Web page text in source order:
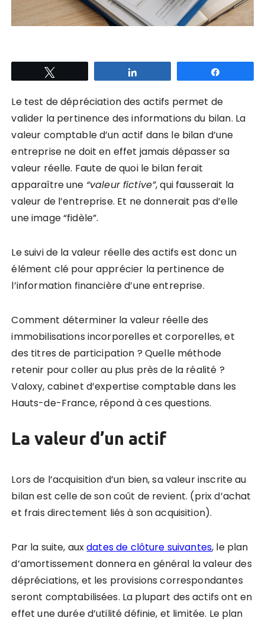
Le test de dépréciation des actifs permet de
valider la pertinence des informations du bilan. La
valeur comptable d’un actif dans le bilan d’une
entreprise ne doit en effet jamais dépasser sa
valeur réelle. Faute de quoi le bilan ferait
apparaître une “valeur fictive”, qui fausserait la
valeur de l’entreprise. Et ne donnerait pas d’elle
une image “fidèle”.
Le suivi de la valeur réelle des actifs est donc un
élément clé pour apprécier la pertinence de
l’information financière d’une entreprise.
Comment déterminer la valeur réelle des
immobilisations incorporelles et corporelles, et
des titres de participation ? Quelle méthode
retenir pour coller au plus près de la réalité ?
Valoxy, cabinet d’expertise comptable dans les
Hauts-de-France, répond à ces questions.
La valeur d’un actif
Lors de l’acquisition d’un bien, sa valeur inscrite au
bilan est celle de son coût de revient. (prix d’achat
et frais directement liés à son acquisition).
Par la suite, auxdates de clôture suivantes, le plan
d’amortissement donnera en général la valeur des
dépréciations, et les provisions correspondantes
seront comptabilisées. La plupart des actifs ont en
effet une durée d’utilité définie, et limitée. Le plan